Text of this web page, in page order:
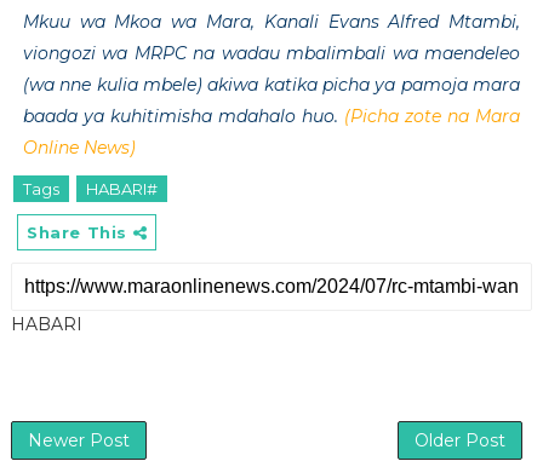
Mkuu wa Mkoa wa Mara, Kanali Evans Alfred Mtambi,
viongozi wa MRPC na wadau mbalimbali wa maendeleo
(wa nne kulia mbele) akiwa katika picha ya pamoja mara
baada ya kuhitimisha mdahalo huo. (Picha zote na Mara
Online News)
Tags HABARI#
Share This
HABARI
Newer Post Older Post